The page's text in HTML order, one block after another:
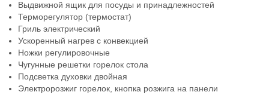
Выдвижной ящик для посуды и принадлежностей
Терморегулятор (термостат)
Гриль электрический
Ускоренный нагрев с конвекцией
Ножки регулировочные
Чугунные решетки горелок стола
Подсветка духовки двойная
Электророзжиг горелок, кнопка розжига на панели